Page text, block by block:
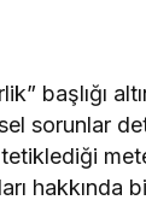
başlığı
sorunlar
tetiklediği
hakkında